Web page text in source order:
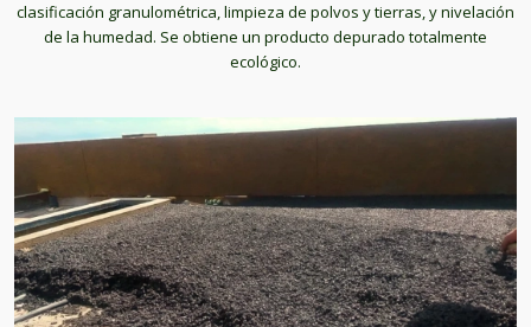
clasificación granulométrica, limpieza de polvos y tierras, y nivelación
de la humedad. Se obtiene un producto depurado totalmente
ecológico.